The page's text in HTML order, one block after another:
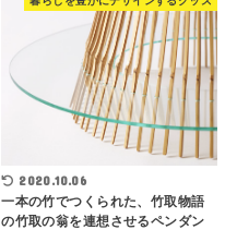
2020.10.06
一本の竹でつくられた、竹取物語
の竹取の翁を連想させるペンダン